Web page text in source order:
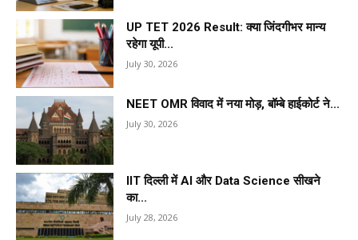
UP TET 2026 Result: क्या जिंदगीभर मान्य
रहेगा यूपी...
July 30, 2026
NEET OMR विवाद में नया मोड़, बॉम्बे हाईकोर्ट ने...
July 30, 2026
IIT दिल्ली में AI और Data Science सीखने
का...
July 28, 2026